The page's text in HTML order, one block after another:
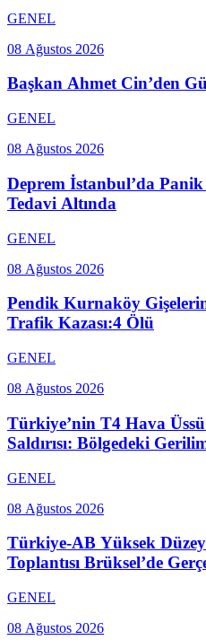
GENEL
08 Ağustos 2026
Başkan Ahmet Cin’den
GENEL
08 Ağustos 2026
Deprem İstanbul’da
Tedavi Altında
GENEL
08 Ağustos 2026
Pendik Kurnaköy
Trafik Kazası:4 Ölü
GENEL
08 Ağustos 2026
Türkiye’nin T4 Hava
Saldırısı: Bölgedeki
GENEL
08 Ağustos 2026
Türkiye-AB Yüksek
Toplantısı Brüksel’de
GENEL
08 Ağustos 2026